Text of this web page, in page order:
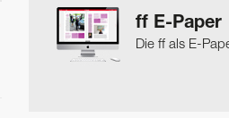
ff E-Paper
Die ff als E-